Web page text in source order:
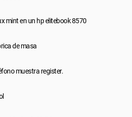
mint en un hp elitebook 8570
de masa
muestra register.